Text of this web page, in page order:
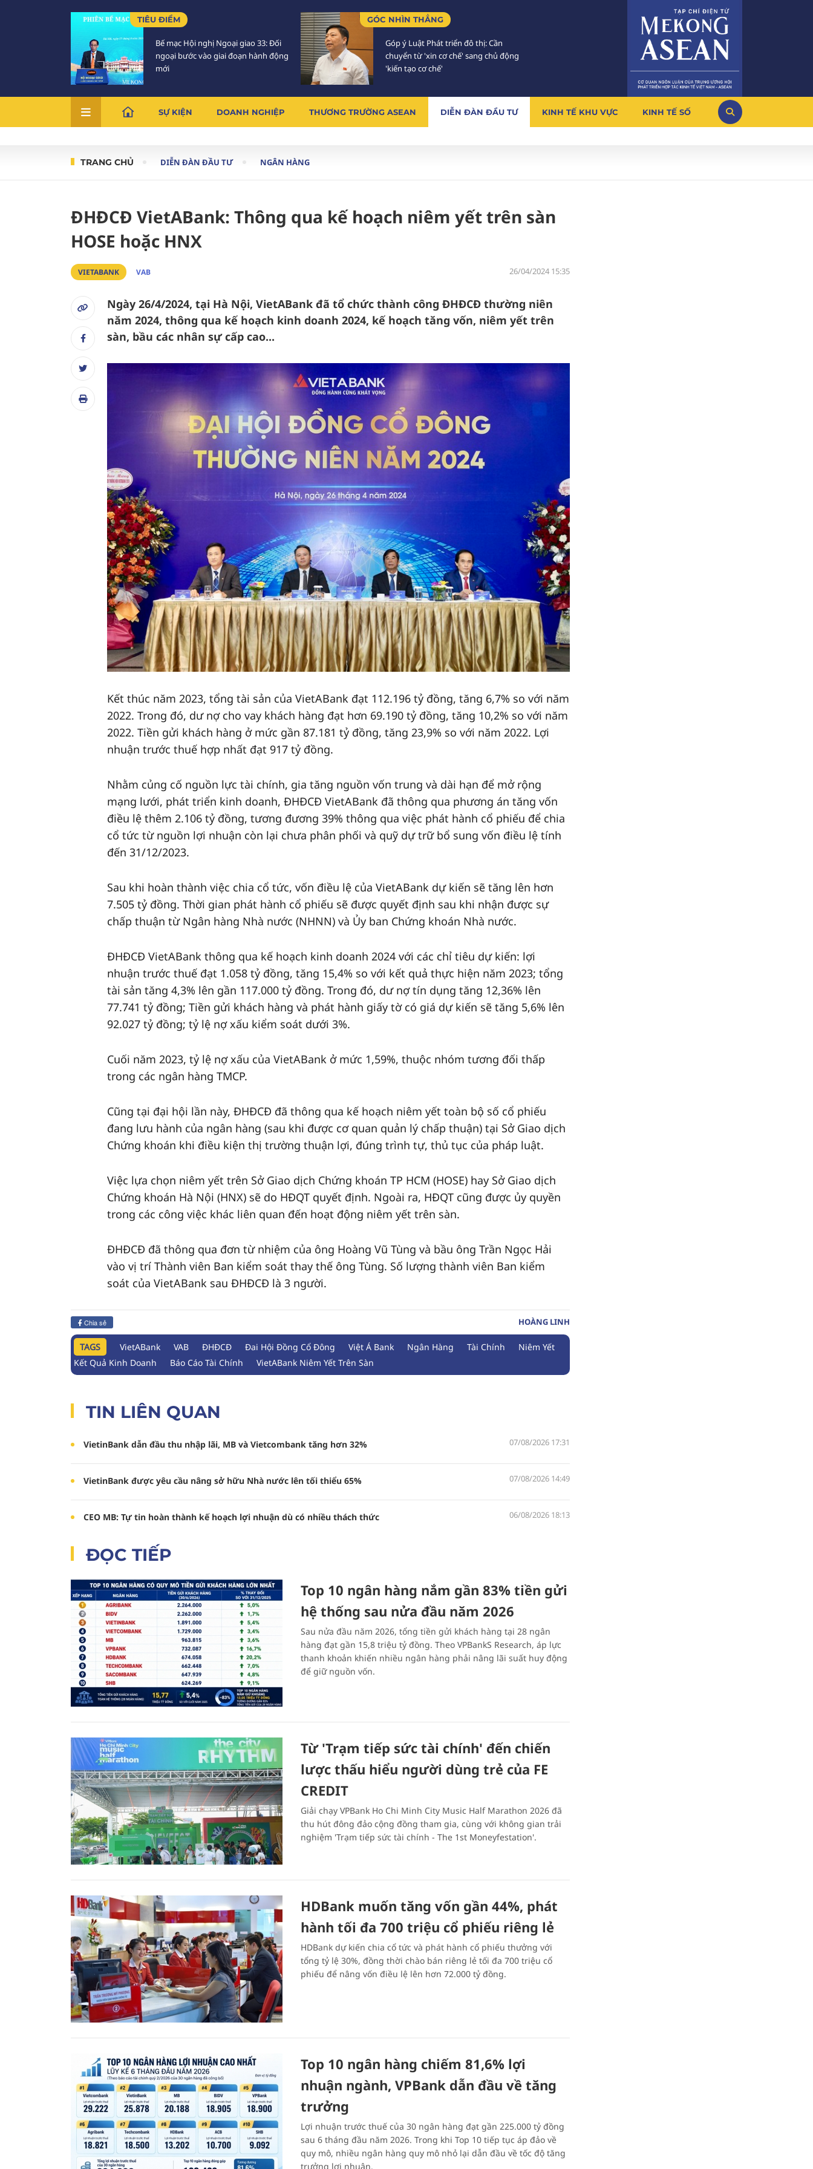
TIÊU ĐIỂM
Bế mạc Hội nghị Ngoại giao 33: Đối
ngoại bước vào giai đoạn hành động
mới
GÓC NHÌN THẲNG
Góp ý Luật Phát triển đô thị: Cần
chuyển từ 'xin cơ chế' sang chủ động
'kiến tạo cơ chế'
SỰ KIỆN DOANH NGHIỆP THƯƠNG TRƯỜNG ASEAN DIỄN ĐÀN ĐẦU TƯ KINH TẾ KHU VỰC KINH TẾ SỐ
TRANG CHỦ DIỄN ĐÀN ĐẦU TƯ NGÂN HÀNG
ĐHĐCĐ VietABank: Thông qua kế hoạch niêm yết trên sàn
HOSE hoặc HNX
VIETABANK VAB 26/04/2024 15:35
Ngày 26/4/2024, tại Hà Nội, VietABank đã tổ chức thành công ĐHĐCĐ thường niên
năm 2024, thông qua kế hoạch kinh doanh 2024, kế hoạch tăng vốn, niêm yết trên
sàn, bầu các nhân sự cấp cao...
Kết thúc năm 2023, tổng tài sản của VietABank đạt 112.196 tỷ đồng, tăng 6,7% so với năm
2022. Trong đó, dư nợ cho vay khách hàng đạt hơn 69.190 tỷ đồng, tăng 10,2% so với năm
2022. Tiền gửi khách hàng ở mức gần 87.181 tỷ đồng, tăng 23,9% so với năm 2022. Lợi
nhuận trước thuế hợp nhất đạt 917 tỷ đồng.
Nhằm củng cố nguồn lực tài chính, gia tăng nguồn vốn trung và dài hạn để mở rộng
mạng lưới, phát triển kinh doanh, ĐHĐCĐ VietABank đã thông qua phương án tăng vốn
điều lệ thêm 2.106 tỷ đồng, tương đương 39% thông qua việc phát hành cổ phiếu để chia
cổ tức từ nguồn lợi nhuận còn lại chưa phân phối và quỹ dự trữ bổ sung vốn điều lệ tính
đến 31/12/2023.
Sau khi hoàn thành việc chia cổ tức, vốn điều lệ của VietABank dự kiến sẽ tăng lên hơn
7.505 tỷ đồng. Thời gian phát hành cổ phiếu sẽ được quyết định sau khi nhận được sự
chấp thuận từ Ngân hàng Nhà nước (NHNN) và Ủy ban Chứng khoán Nhà nước.
ĐHĐCĐ VietABank thông qua kế hoạch kinh doanh 2024 với các chỉ tiêu dự kiến: lợi
nhuận trước thuế đạt 1.058 tỷ đồng, tăng 15,4% so với kết quả thực hiện năm 2023; tổng
tài sản tăng 4,3% lên gần 117.000 tỷ đồng. Trong đó, dư nợ tín dụng tăng 12,36% lên
77.741 tỷ đồng; Tiền gửi khách hàng và phát hành giấy tờ có giá dự kiến sẽ tăng 5,6% lên
92.027 tỷ đồng; tỷ lệ nợ xấu kiểm soát dưới 3%.
Cuối năm 2023, tỷ lệ nợ xấu của VietABank ở mức 1,59%, thuộc nhóm tương đối thấp
trong các ngân hàng TMCP.
Cũng tại đại hội lần này, ĐHĐCĐ đã thông qua kế hoạch niêm yết toàn bộ số cổ phiếu
đang lưu hành của ngân hàng (sau khi được cơ quan quản lý chấp thuận) tại Sở Giao dịch
Chứng khoán khi điều kiện thị trường thuận lợi, đúng trình tự, thủ tục của pháp luật.
Việc lựa chọn niêm yết trên Sở Giao dịch Chứng khoán TP HCM (HOSE) hay Sở Giao dịch
Chứng khoán Hà Nội (HNX) sẽ do HĐQT quyết định. Ngoài ra, HĐQT cũng được ủy quyền
trong các công việc khác liên quan đến hoạt động niêm yết trên sàn.
ĐHĐCĐ đã thông qua đơn từ nhiệm của ông Hoàng Vũ Tùng và bầu ông Trần Ngọc Hải
vào vị trí Thành viên Ban kiểm soát thay thế ông Tùng. Số lượng thành viên Ban kiểm
soát của VietABank sau ĐHĐCĐ là 3 người.
Chia sẻ HOÀNG LINH
TAGS VietABank VAB ĐHĐCĐ Đai Hội Đồng Cổ Đông Việt Á Bank Ngân Hàng Tài Chính
Niêm Yết
Kết Quả Kinh Doanh
Báo Cáo Tài Chính VietABank Niêm Yết Trên Sàn
TIN LIÊN QUAN
VietinBank dẫn đầu thu nhập lãi, MB và Vietcombank tăng hơn 32% 07/08/2026 17:31
VietinBank được yêu cầu nâng sở hữu Nhà nước lên tối thiểu 65% 07/08/2026 14:49
CEO MB: Tự tin hoàn thành kế hoạch lợi nhuận dù có nhiều thách thức 06/08/2026 18:13
ĐỌC TIẾP
Top 10 ngân hàng nắm gần 83% tiền gửi
hệ thống sau nửa đầu năm 2026
Sau nửa đầu năm 2026, tổng tiền gửi khách hàng tại 28 ngân
hàng đạt gần 15,8 triệu tỷ đồng. Theo VPBankS Research, áp lực
thanh khoản khiến nhiều ngân hàng phải nâng lãi suất huy động
để giữ nguồn vốn.
Từ 'Trạm tiếp sức tài chính' đến chiến
lược thấu hiểu người dùng trẻ của FE
CREDIT
Giải chạy VPBank Ho Chi Minh City Music Half Marathon 2026 đã
thu hút đông đảo cộng đồng tham gia, cùng với không gian trải
nghiệm 'Trạm tiếp sức tài chính - The 1st Moneyfestation'.
HDBank muốn tăng vốn gần 44%, phát
hành tối đa 700 triệu cổ phiếu riêng lẻ
HDBank dự kiến chia cổ tức và phát hành cổ phiếu thưởng với
tổng tỷ lệ 30%, đồng thời chào bán riêng lẻ tối đa 700 triệu cổ
phiếu để nâng vốn điều lệ lên hơn 72.000 tỷ đồng.
Top 10 ngân hàng chiếm 81,6% lợi
nhuận ngành, VPBank dẫn đầu về tăng
trưởng
Lợi nhuận trước thuế của 30 ngân hàng đạt gần 225.000 tỷ đồng
sau 6 tháng đầu năm 2026. Trong khi Top 10 tiếp tục áp đảo về
quy mô, nhiều ngân hàng quy mô nhỏ lại dẫn đầu về tốc độ tăng
trưởng lợi nhuận.